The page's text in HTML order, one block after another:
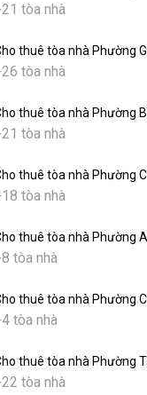
tòa nhà
thuê tòa nhà Phường
tòa nhà
thuê tòa nhà Phường
tòa nhà
thuê tòa nhà Phường
tòa nhà
thuê tòa nhà Phường
tòa nhà
thuê tòa nhà Phường
tòa nhà
thuê tòa nhà Phường
tòa nhà